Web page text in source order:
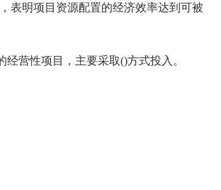
表明项目资源配置的经济效率达到可被
经营性项目，主要采取()方式投入。